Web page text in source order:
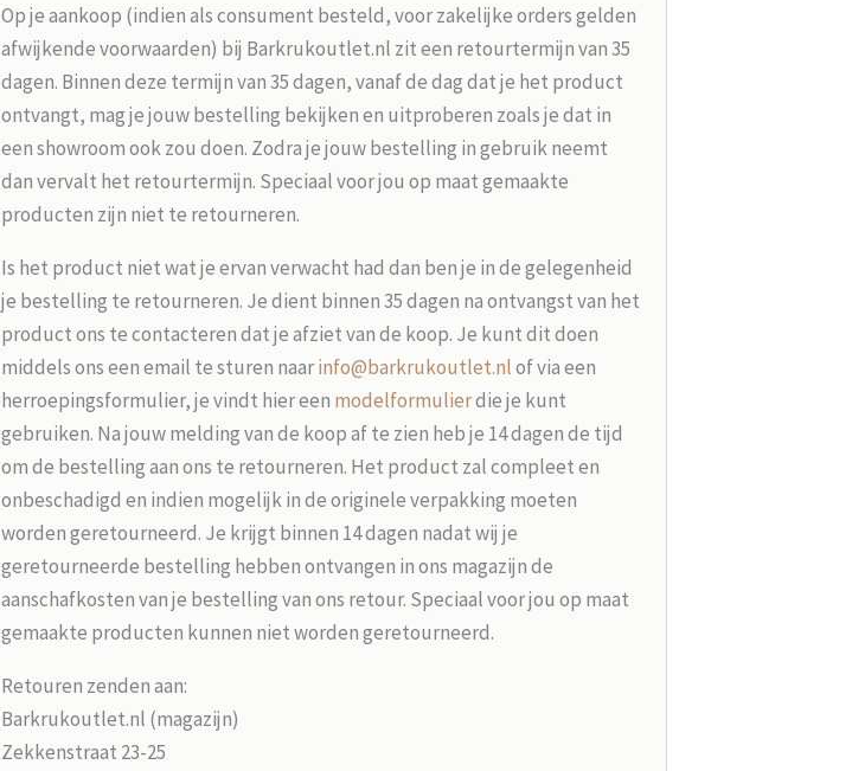
Op je aankoop (indien als consument besteld, voor zakelijke orders gelden
afwijkende voorwaarden) bij Barkrukoutlet.nl zit een retourtermijn van 35
dagen. Binnen deze termijn van 35 dagen, vanaf de dag dat je het product
ontvangt, mag je jouw bestelling bekijken en uitproberen zoals je dat in
een showroom ook zou doen. Zodra je jouw bestelling in gebruik neemt
dan vervalt het retourtermijn. Speciaal voor jou op maat gemaakte
producten zijn niet te retourneren.
Is het product niet wat je ervan verwacht had dan ben je in de gelegenheid
je bestelling te retourneren. Je dient binnen 35 dagen na ontvangst van het
product ons te contacteren dat je afziet van de koop. Je kunt dit doen
middels ons een email te sturen naarinfo@barkrukoutlet.nlof via een
herroepingsformulier, je vindt hier een modelformulierdie je kunt
gebruiken. Na jouw melding van de koop af te zien heb je 14 dagen de tijd
om de bestelling aan ons te retourneren. Het product zal compleet en
onbeschadigd en indien mogelijk in de originele verpakking moeten
worden geretourneerd. Je krijgt binnen 14 dagen nadat wij je
geretourneerde bestelling hebben ontvangen in ons magazijn de
aanschafkosten van je bestelling van ons retour. Speciaal voor jou op maat
gemaakte producten kunnen niet worden geretourneerd.
Retouren zenden aan:
Barkrukoutlet.nl (magazijn)
Zekkenstraat 23-25